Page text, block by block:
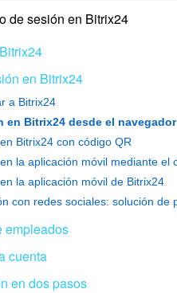
de sesión en Bitrix24
en Bitrix24
a Bitrix24
en Bitrix24 desde el navegador
Bitrix24 con código QR
la aplicación móvil de Bitrix24
empleados
cuenta
en dos pasos